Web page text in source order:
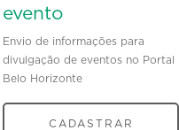
evento
Envio de informações para
divulgação de eventos no Portal
Belo Horizonte
CADASTRAR